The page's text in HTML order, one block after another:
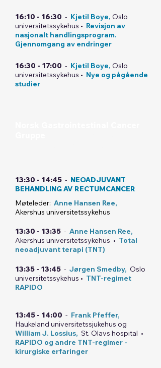
16:10 - 16:30 - Kjetil Boye, Oslo
universitetssykehus • Revisjon av
nasjonalt handlingsprogram.
Gjennomgang av endringer
16:30 - 17:00 - Kjetil Boye, Oslo
universitetssykehus • Nye og pågående
studier
Møteleder: Anne Hansen Ree,
Akershus universitetssykehus
13:30 - 14:45 - NEOADJUVANT
BEHANDLING AV RECTUMCANCER
13:30 - 13:35 - Anne Hansen Ree,
Akershus universitetssykehus • Total
neoadjuvant terapi (TNT)
13:35 - 13:45 - Jørgen Smedby, Oslo
universitetssykehus • TNT-regimet
RAPIDO
13:45 - 14:00 - Frank Pfeffer,
Haukeland universitetssjukehus og
William J. Lossius, St. Olavs hospital •
RAPIDO og andre TNT-regimer -
kirurgiske erfaringer